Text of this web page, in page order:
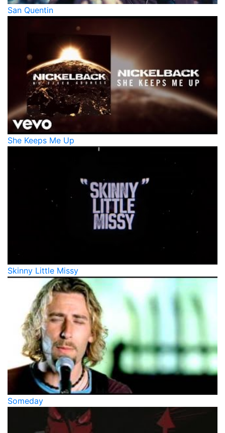
San Quentin
She Keeps Me Up
Skinny Little Missy
Someday